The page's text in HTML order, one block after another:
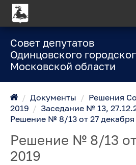
Совет депутатов
Одинцовского
Московской области
/ Документы / Решения
2019
/ Заседание № 13,
Решение № 8/13 от 27 декабря
Решение № 8/13
2019